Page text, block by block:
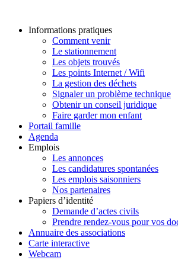
Informations pratiques
Comment venir
Le stationnement
Les objets trouvés
Les points Internet / Wifi
La gestion des déchets
Signaler un problème technique
Obtenir un conseil juridique
Faire garder mon enfant
Portail famille
Agenda
Emplois
Les annonces
Les candidatures spontanées
Les emplois saisonniers
Nos partenaires
Papiers d’identité
Demande d’actes civils
Prendre rendez-vous pour vos
Annuaire des associations
Carte interactive
Webcam